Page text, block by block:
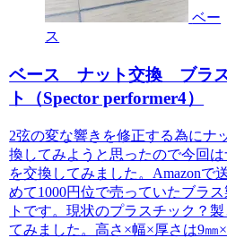
ベー
ス
ベース ナット交換 ブラ
ト（Spector performer4）
2弦の変な響きを修正する為にナ
換してみようと思ったので今回は
を交換してみました。Amazonで
めて1000円位で売っていたブラス
トです。現状のプラスチック？
てみました。高さ×幅×厚さは9㎜